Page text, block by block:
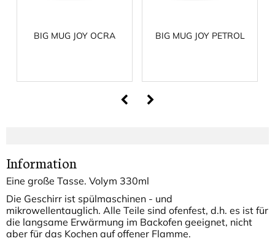
BIG MUG JOY OCRA BIG MUG JOY PETROL
Information
Eine große Tasse. Volym 330ml
Die Geschirr ist spülmaschinen - und
mikrowellentauglich. Alle Teile sind ofenfest, d.h. es ist für
die langsame Erwärmung im Backofen geeignet, nicht
aber für das Kochen auf offener Flamme.